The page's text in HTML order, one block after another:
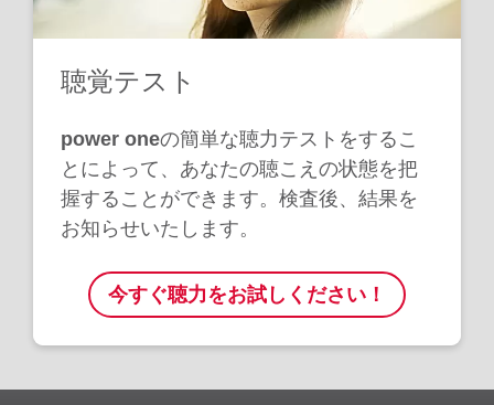
聴覚テスト
power oneの簡単な聴力テストをするこ
とによって、あなたの聴こえの状態を把
握することができます。検査後、結果を
お知らせいたします。
今すぐ聴力をお試しください！